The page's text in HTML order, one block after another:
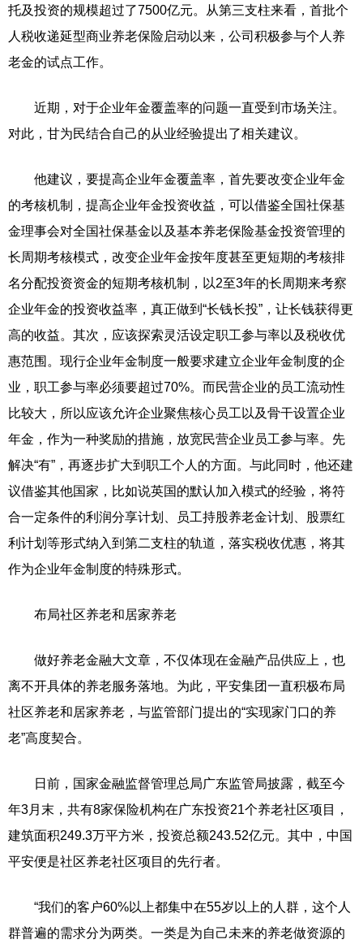
托及投资的规模超过了7500亿元。从第三支柱来看，首批个
人税收递延型商业养老保险启动以来，公司积极参与个人养
老金的试点工作。
近期，对于企业年金覆盖率的问题一直受到市场关注。
对此，甘为民结合自己的从业经验提出了相关建议。
他建议，要提高企业年金覆盖率，首先要改变企业年金
的考核机制，提高企业年金投资收益，可以借鉴全国社保基
金理事会对全国社保基金以及基本养老保险基金投资管理的
长周期考核模式，改变企业年金按年度甚至更短期的考核排
名分配投资资金的短期考核机制，以2至3年的长周期来考察
企业年金的投资收益率，真正做到“长钱长投”，让长钱获得更
高的收益。其次，应该探索灵活设定职工参与率以及税收优
惠范围。现行企业年金制度一般要求建立企业年金制度的企
业，职工参与率必须要超过70%。而民营企业的员工流动性
比较大，所以应该允许企业聚焦核心员工以及骨干设置企业
年金，作为一种奖励的措施，放宽民营企业员工参与率。先
解决“有”，再逐步扩大到职工个人的方面。与此同时，他还建
议借鉴其他国家，比如说英国的默认加入模式的经验，将符
合一定条件的利润分享计划、员工持股养老金计划、股票红
利计划等形式纳入到第二支柱的轨道，落实税收优惠，将其
作为企业年金制度的特殊形式。
布局社区养老和居家养老
做好养老金融大文章，不仅体现在金融产品供应上，也
离不开具体的养老服务落地。为此，平安集团一直积极布局
社区养老和居家养老，与监管部门提出的“实现家门口的养
老”高度契合。
日前，国家金融监督管理总局广东监管局披露，截至今
年3月末，共有8家保险机构在广东投资21个养老社区项目，
建筑面积249.3万平方米，投资总额243.52亿元。其中，中国
平安便是社区养老社区项目的先行者。
“我们的客户60%以上都集中在55岁以上的人群，这个人
群普遍的需求分为两类。一类是为自己未来的养老做资源的